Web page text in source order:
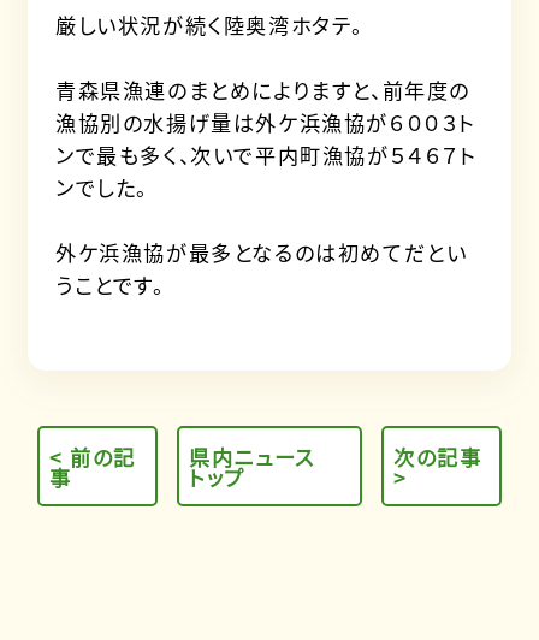
厳しい状況が続く陸奥湾ホタテ。
青森県漁連のまとめによりますと、前年度の
漁協別の水揚げ量は外ケ浜漁協が６００３ト
ンで最も多く、次いで平内町漁協が５４６７ト
ンでした。
外ケ浜漁協が最多となるのは初めてだとい
うことです。
< 前の記
事
県内ニュース
トップ
次の記事
>